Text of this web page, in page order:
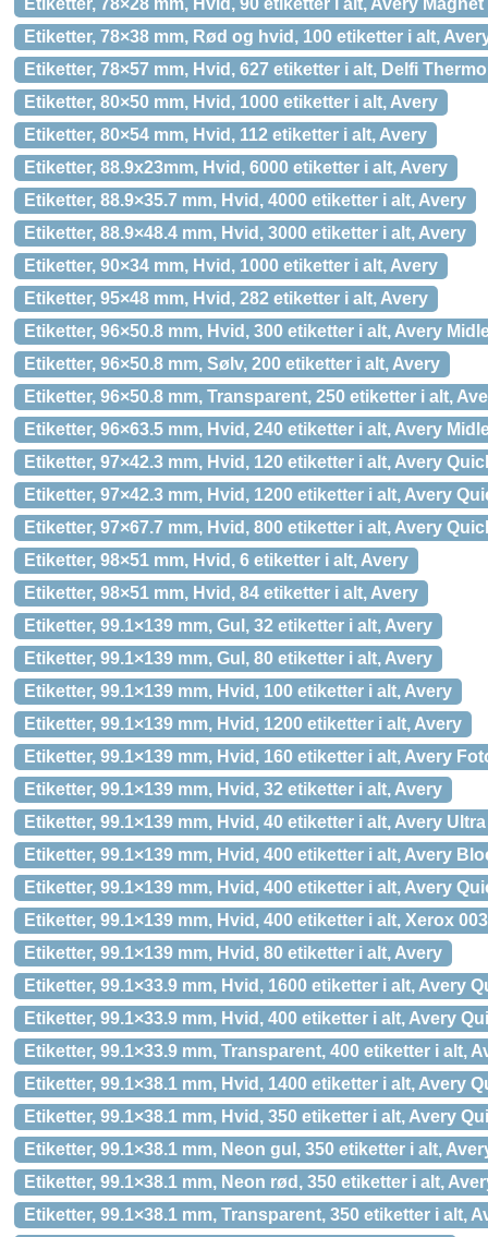
Etiketter, 78×28 mm, Hvid, 90 etiketter i alt, Avery Magnet
Etiketter, 78×38 mm, Rød og hvid, 100 etiketter i alt,
Etiketter, 78×57 mm, Hvid, 627 etiketter i alt, Delfi Thermo
Etiketter, 80×50 mm, Hvid, 1000 etiketter i alt, Avery
Etiketter, 80×54 mm, Hvid, 112 etiketter i alt, Avery
Etiketter, 88.9x23mm, Hvid, 6000 etiketter i alt, Avery
Etiketter, 88.9×35.7 mm, Hvid, 4000 etiketter i alt, Avery
Etiketter, 88.9×48.4 mm, Hvid, 3000 etiketter i alt, Avery
Etiketter, 90×34 mm, Hvid, 1000 etiketter i alt, Avery
Etiketter, 95×48 mm, Hvid, 282 etiketter i alt, Avery
Etiketter, 96×50.8 mm, Hvid, 300 etiketter i alt, Avery
Etiketter, 96×50.8 mm, Sølv, 200 etiketter i alt, Avery
Etiketter, 96×50.8 mm, Transparent, 250 etiketter i alt,
Etiketter, 96×63.5 mm, Hvid, 240 etiketter i alt, Avery
Etiketter, 97×42.3 mm, Hvid, 120 etiketter i alt, Avery
Etiketter, 97×42.3 mm, Hvid, 1200 etiketter i alt, Avery
Etiketter, 97×67.7 mm, Hvid, 800 etiketter i alt, Avery
Etiketter, 98×51 mm, Hvid, 6 etiketter i alt, Avery
Etiketter, 98×51 mm, Hvid, 84 etiketter i alt, Avery
Etiketter, 99.1×139 mm, Gul, 32 etiketter i alt, Avery
Etiketter, 99.1×139 mm, Gul, 80 etiketter i alt, Avery
Etiketter, 99.1×139 mm, Hvid, 100 etiketter i alt, Avery
Etiketter, 99.1×139 mm, Hvid, 1200 etiketter i alt, Avery
Etiketter, 99.1×139 mm, Hvid, 160 etiketter i alt, Avery
Etiketter, 99.1×139 mm, Hvid, 32 etiketter i alt, Avery
Etiketter, 99.1×139 mm, Hvid, 40 etiketter i alt, Avery
Etiketter, 99.1×139 mm, Hvid, 400 etiketter i alt, Avery
Etiketter, 99.1×139 mm, Hvid, 400 etiketter i alt, Avery
Etiketter, 99.1×139 mm, Hvid, 400 etiketter i alt, Xerox
Etiketter, 99.1×139 mm, Hvid, 80 etiketter i alt, Avery
Etiketter, 99.1×33.9 mm, Hvid, 1600 etiketter i alt, Avery
Etiketter, 99.1×33.9 mm, Hvid, 400 etiketter i alt, Avery
Etiketter, 99.1×33.9 mm, Transparent, 400 etiketter i alt,
Etiketter, 99.1×38.1 mm, Hvid, 1400 etiketter i alt, Avery
Etiketter, 99.1×38.1 mm, Hvid, 350 etiketter i alt, Avery
Etiketter, 99.1×38.1 mm, Neon gul, 350 etiketter i alt,
Etiketter, 99.1×38.1 mm, Neon rød, 350 etiketter i alt,
Etiketter, 99.1×38.1 mm, Transparent, 350 etiketter i alt,